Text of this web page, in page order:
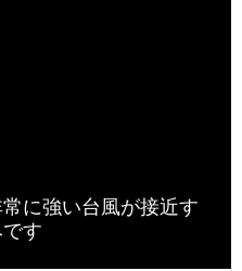
に強い台風が接近す
す